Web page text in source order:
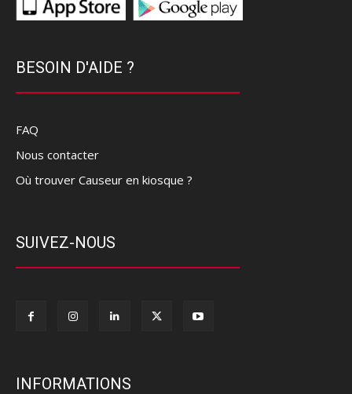
BESOIN D'AIDE ?
FAQ
Nous contacter
Où trouver Causeur en kiosque ?
SUIVEZ-NOUS
INFORMATIONS